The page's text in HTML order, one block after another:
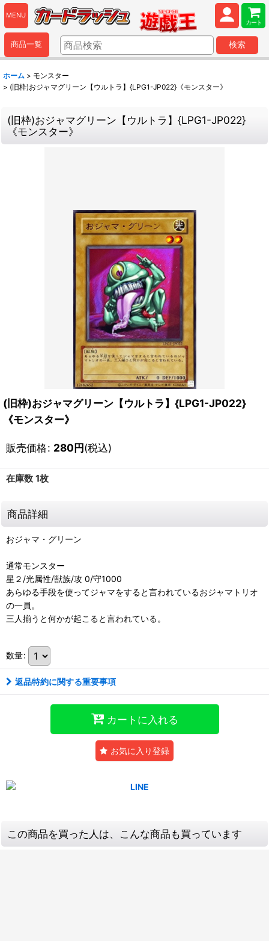
MENU
カート
商品一覧 検索
ホーム > モンスター
> (旧枠)おジャマグリーン【ウルトラ】{LPG1-JP022}《モンスター》
(旧枠)おジャマグリーン【ウルトラ】{LPG1-JP022}
《モンスター》
(旧枠)おジャマグリーン【ウルトラ】{LPG1-JP022}
《モンスター》
販売価格: 280円(税込)
在庫数 1枚
商品詳細
おジャマ・グリーン
通常モンスター
星２/光属性/獣族/攻 0/守1000
あらゆる手段を使ってジャマをすると言われているおジャマトリオ
の一員。
三人揃うと何かが起こると言われている。
数量:
返品特約に関する重要事項
カートに入れる
お気に入り登録
この商品を買った人は、こんな商品も買っています